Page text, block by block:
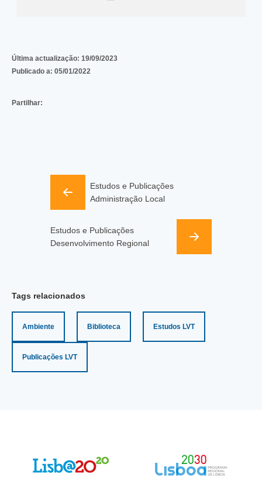
Última actualização: 19/09/2023
Publicado a: 05/01/2022
Partilhar:
Estudos e Publicações
Administração Local
Estudos e Publicações
Desenvolvimento Regional
Tags relacionados
Ambiente Biblioteca Estudos LVT
Publicações LVT